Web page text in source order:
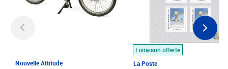
Nouvelle Attitude
Livraison offerte
La Poste